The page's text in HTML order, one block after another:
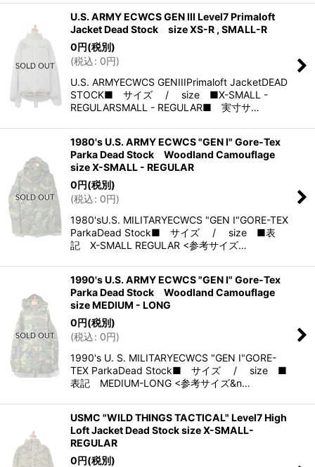
U.S. ARMY ECWCS GEN III Level7 Primaloft
Jacket Dead Stock size XS-R , SMALL-R
0円(税別)
(税込: 0円)
U.S. ARMYECWCS GENIIIPrimaloft JacketDEAD
STOCK■ サイズ / size ■X-SMALL -
REGULARSMALL - REGULAR■ 実寸サ…
1980's U.S. ARMY ECWCS "GEN I" Gore-Tex
Parka Dead Stock Woodland Camouflage
size X-SMALL - REGULAR
0円(税別)
(税込: 0円)
1980'sU.S. MILITARYECWCS "GEN I"GORE-TEX
ParkaDead Stock■ サイズ / size ■表
記 X-SMALL REGULAR <参考サイズ…
1990's U.S. ARMY ECWCS "GEN I" Gore-Tex
Parka Dead Stock Woodland Camouflage
size MEDIUM - LONG
0円(税別)
(税込: 0円)
1990's U. S. MILITARYECWCS "GEN I"GORE-
TEX ParkaDead Stock■ サイズ / size ■
表記 MEDIUM-LONG <参考サイズ&n…
USMC "WILD THINGS TACTICAL" Level7 High
Loft Jacket Dead Stock size X-SMALL-
REGULAR
0円(税別)